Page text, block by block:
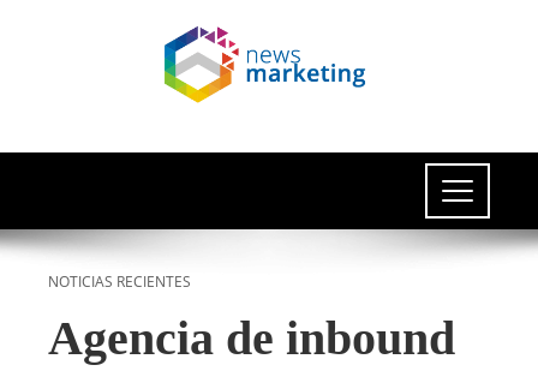
NOTICIAS RECIENTES
Agencia de inbound